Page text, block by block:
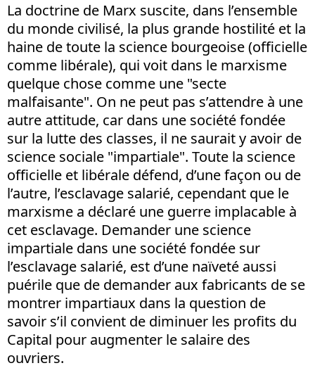
La doctrine de Marx suscite, dans l’ensemble
du monde civilisé, la plus grande hostilité et la
haine de toute la science bourgeoise (officielle
comme libérale), qui voit dans le marxisme
quelque chose comme une "secte
malfaisante". On ne peut pas s’attendre à une
autre attitude, car dans une société fondée
sur la lutte des classes, il ne saurait y avoir de
science sociale "impartiale". Toute la science
officielle et libérale défend, d’une façon ou de
l’autre, l’esclavage salarié, cependant que le
marxisme a déclaré une guerre implacable à
cet esclavage. Demander une science
impartiale dans une société fondée sur
l’esclavage salarié, est d’une naïveté aussi
puérile que de demander aux fabricants de se
montrer impartiaux dans la question de
savoir s’il convient de diminuer les profits du
Capital pour augmenter le salaire des
ouvriers.